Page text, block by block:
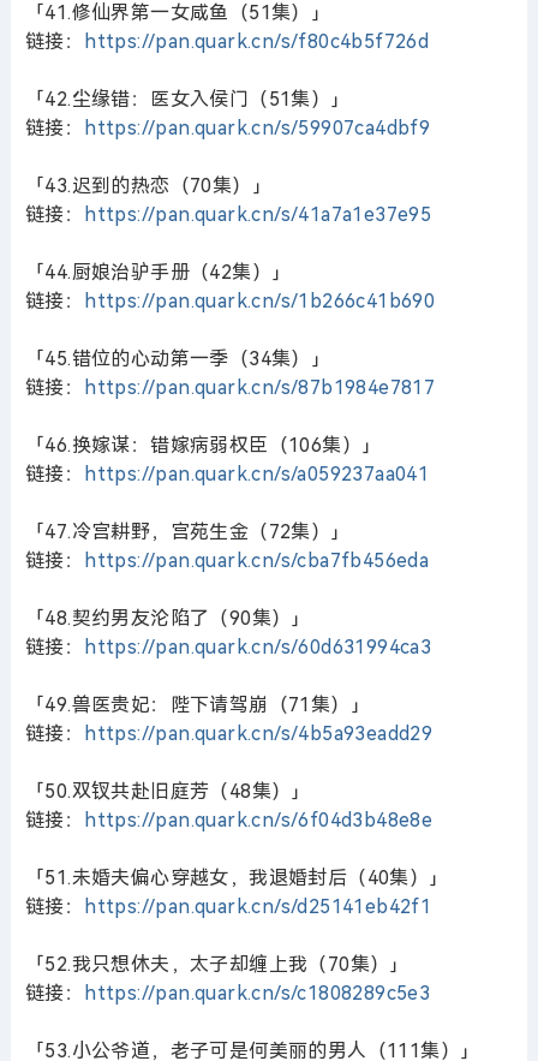
「41.修仙界第一女咸鱼（51集）」
链接：
https://pan.quark.cn/s/f80c4b5f726d
「42.尘缘错：医女入侯门（51集）」
链接：
https://pan.quark.cn/s/59907ca4dbf9
「43.迟到的热恋（70集）」
链接：
https://pan.quark.cn/s/41a7a1e37e95
「44.厨娘治驴手册（42集）」
链接：
https://pan.quark.cn/s/1b266c41b690
「45.错位的心动第一季（34集）」
链接：
https://pan.quark.cn/s/87b1984e7817
「46.换嫁谋：错嫁病弱权臣（106集）」
链接：
https://pan.quark.cn/s/a059237aa041
「47.冷宫耕野，宫苑生金（72集）」
链接：
https://pan.quark.cn/s/cba7fb456eda
「48.契约男友沦陷了（90集）」
链接：
https://pan.quark.cn/s/60d631994ca3
「49.兽医贵妃：陛下请驾崩（71集）」
链接：
https://pan.quark.cn/s/4b5a93eadd29
「50.双钗共赴旧庭芳（48集）」
链接：
https://pan.quark.cn/s/6f04d3b48e8e
「51.未婚夫偏心穿越女，我退婚封后（40集）」
链接：
https://pan.quark.cn/s/d25141eb42f1
「52.我只想休夫，太子却缠上我（70集）」
链接：
https://pan.quark.cn/s/c1808289c5e3
「53.小公爷道，老子可是何美丽的男人（111集）」